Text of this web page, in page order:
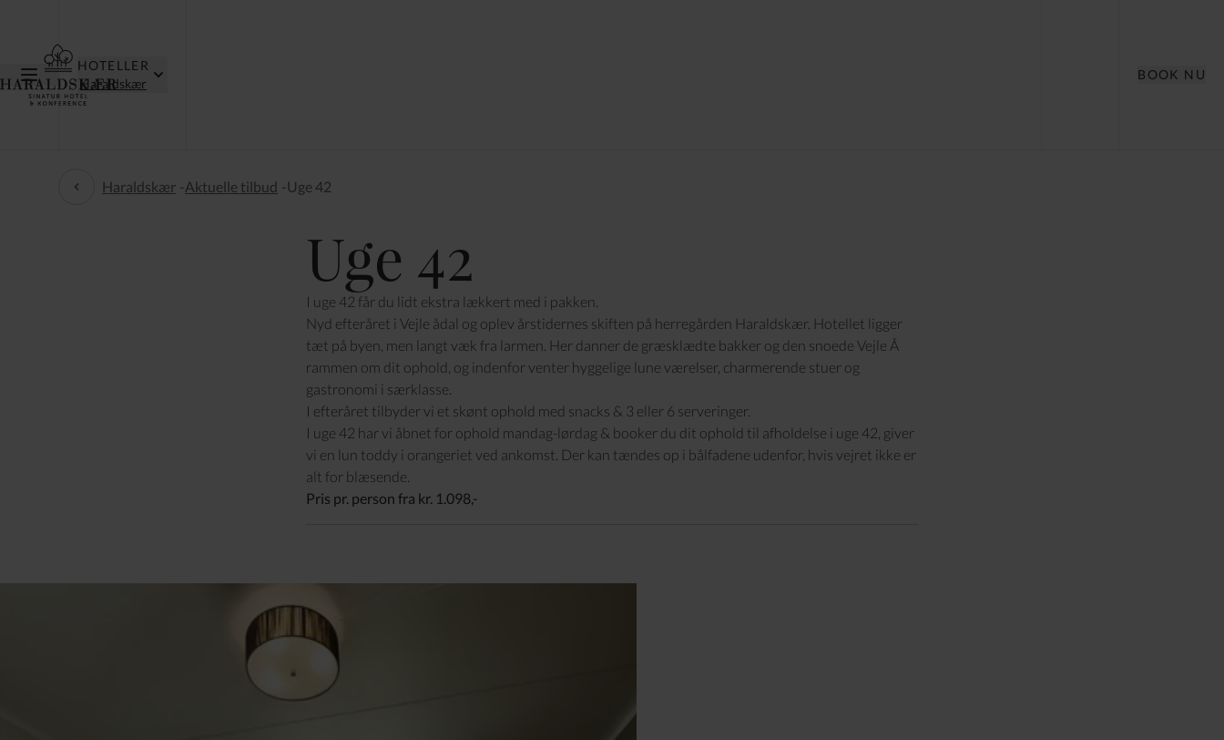
HOTELLER
Haraldskær
BOOK NU
Aktuelle tilbud
Haraldskær -Aktuelle tilbud -Uge 42
Uge 42
I uge 42 får du lidt ekstra lækkert med i pakken.
Nyd efteråret i Vejle ådal og oplev årstidernes skiften på herregården Haraldskær. Hotellet ligger
tæt på byen, men langt væk fra larmen. Her danner de græsklædte bakker og den snoede Vejle Å
rammen om dit ophold, og indenfor venter hyggelige lune værelser, charmerende stuer og
gastronomi i særklasse.
I efteråret tilbyder vi et skønt ophold med snacks & 3 eller 6 serveringer.
I uge 42 har vi åbnet for ophold mandag-lørdag & booker du dit ophold til afholdelse i uge 42, giver
vi en lun toddy i orangeriet ved ankomst. Der kan tændes op i bålfadene udenfor, hvis vejret ikke er
alt for blæsende.
Pris pr. person fra kr. 1.098,-